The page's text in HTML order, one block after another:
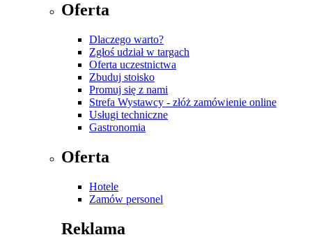
Oferta
Dlaczego warto?
Zgłoś udział w targach
Oferta uczestnictwa
Zbuduj stoisko
Promuj się z nami
Strefa Wystawcy - złóż zamówienie online
Usługi techniczne
Gastronomia
Oferta
Hotele
Zamów personel
Reklama